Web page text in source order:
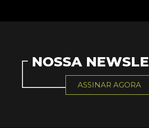
NOSSA
ASSINAR AGORA